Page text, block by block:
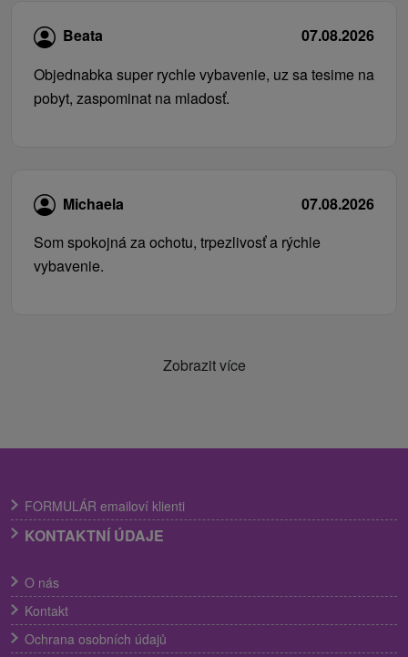
Beata
07.08.2026
Objednabka super rychle vybavenie, uz sa tesime na
pobyt, zaspominat na mladosť.
Michaela
07.08.2026
Som spokojná za ochotu, trpezlivosť a rýchle
vybavenie.
Zobrazit více
FORMULÁR emailoví klienti
KONTAKTNÍ ÚDAJE
O nás
Kontakt
Ochrana osobních údajů